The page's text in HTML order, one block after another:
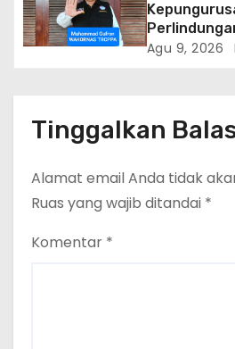
(LPAI)
(Wakornas
Gufron
Agu 9, 2026
Tinggalkan
Alamat email Anda tidak
Ruas yang wajib ditandai *
Komentar *